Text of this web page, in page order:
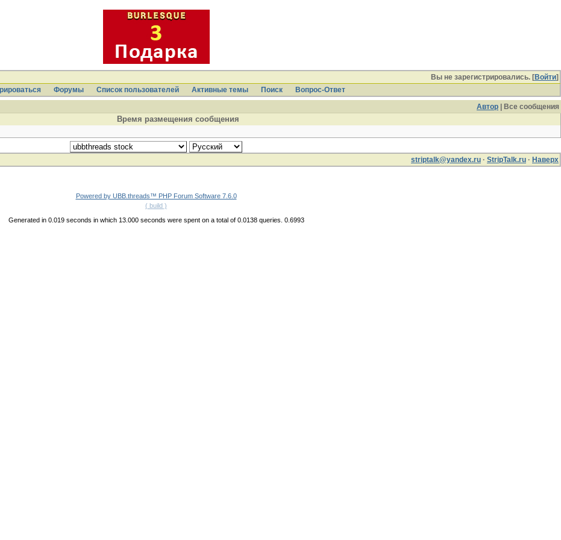
Вы не зарегистрировались. [Войти]
Форумы Список пользователей Активные темы Поиcк
Вопрос-Ответ
Автор | Все сообщения
Время размещения сообщения
striptalk@yandex.ru · StripTalk.ru · Наверх
Powered by UBB.threads™ PHP Forum Software 7.6.0
( build )
Generated in 0.019 seconds in which 13.000 seconds were spent on a total of 0.0138 queries. 0.6993